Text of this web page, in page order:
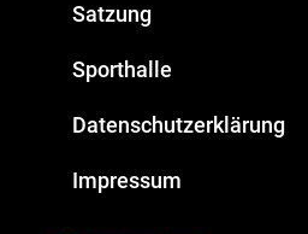
Satzung
Sporthalle
Datenschutzerklärung
Impressum